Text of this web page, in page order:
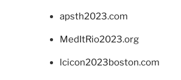
apsth2023.com
MedItRio2023.org
lcicon2023boston.com